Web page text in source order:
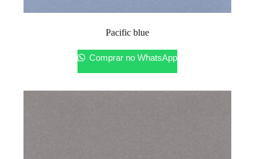
Pacific blue
Comprar no WhatsApp